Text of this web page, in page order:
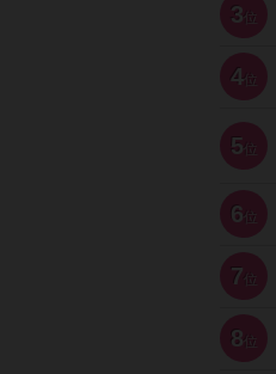
3 位
4位
5 位
6 位
7 位
8 位